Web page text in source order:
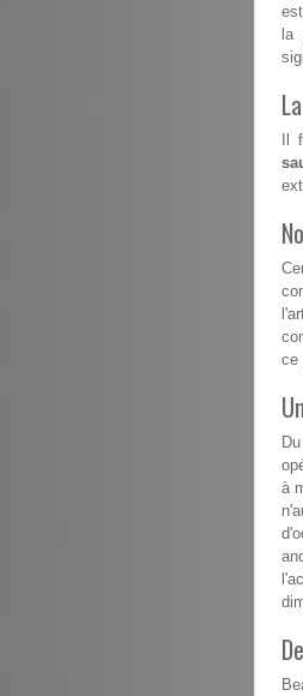
la
Il
ce
à